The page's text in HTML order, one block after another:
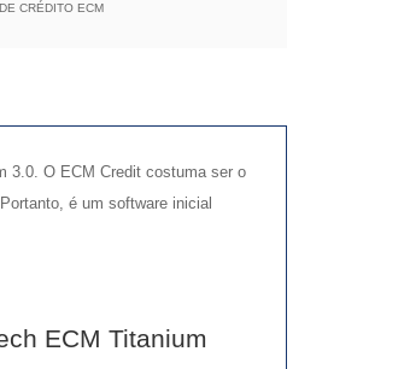
CRÉDITO ECM
3.0. O ECM Credit costuma ser o
é um software inicial
ECM Titanium